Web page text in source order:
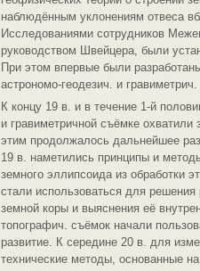
наблюдённым уклонениям отвеса
Исследованиями сотрудников
руководством Швейцера, были
При этом впервые были
астрономо-геодезич. и гравиметрич.
К концу 19 в. и в течение 1-й
и гравиметричной съёмке
этим продолжалось дальнейшее
19 в. наметились принципы и
земного эллипсоида из обработки
стали использоваться для
земной коры и выяснения её
топографич. съёмок начали
развитие. К середине 20 в. для
технические методы, основанные